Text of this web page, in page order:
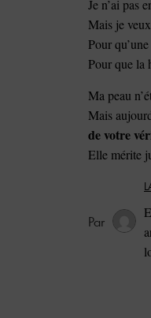
Je n’ai pas
Mais je
Pour
Pour que la
Ma peau
Mais
de votre
Elle mérite